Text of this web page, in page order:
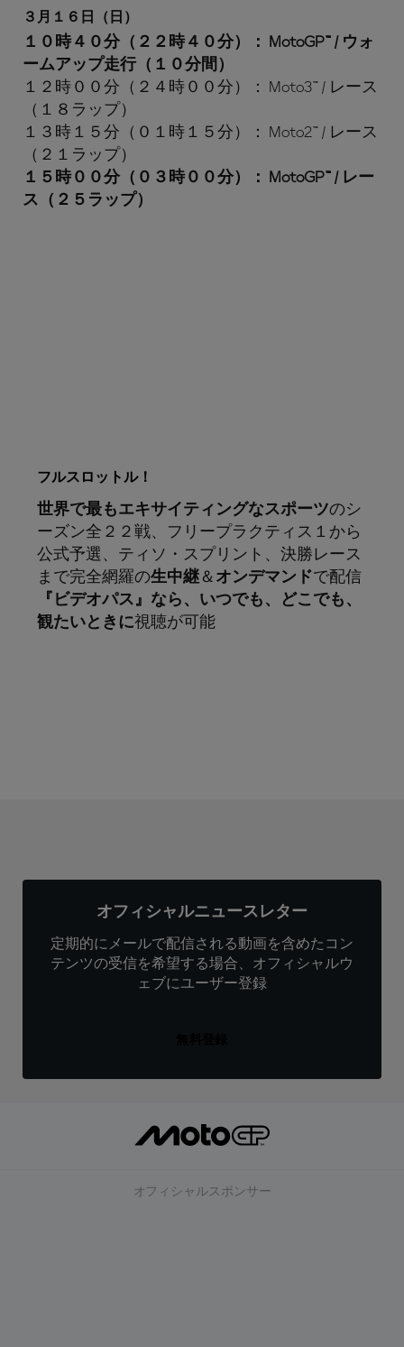
３月１６日（日）
１０時４０分（２２時４０分）： MotoGP™ / ウォ
ームアップ走行（１０分間）
１２時００分（２４時００分）： Moto3™ / レース
（１８ラップ）
１３時１５分（０１時１５分）： Moto2™ / レース
（２１ラップ）
１５時００分（０３時００分）： MotoGP™ / レー
ス（２５ラップ）
フルスロットル！
世界で最もエキサイティングなスポーツのシ
ーズン全２２戦、フリープラクティス１から
公式予選、ティソ・スプリント、決勝レース
まで完全網羅の生中継＆ オンデマンドで配信
『ビデオパス』なら、いつでも、どこでも、
観たいときに視聴が可能
オフィシャルニュースレター
定期的にメールで配信される動画を含めたコン
テンツの受信を希望する場合、オフィシャルウ
ェブにユーザー登録
オフィシャルスポンサー